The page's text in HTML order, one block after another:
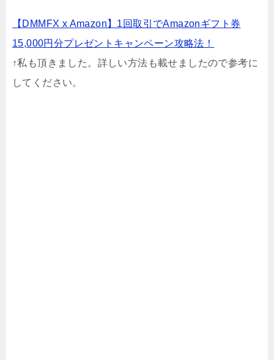
【DMMFX x Amazon】1回取引でAmazonギフト券
15,000円分プレゼントキャンペーン攻略法！
↑私も頂きました。詳しい方法も載せましたので参考に
してください。